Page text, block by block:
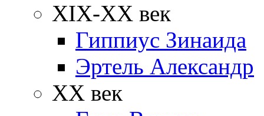
XIX-XX век
Гиппиус Зинаида
Эртель Александр
XX век